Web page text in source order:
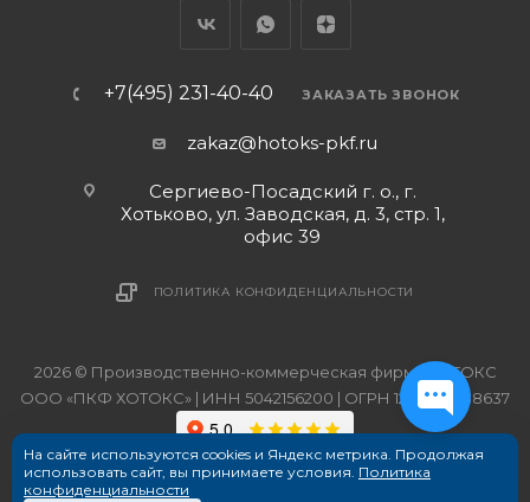
+7(495) 231-40-40 ЗАКАЗАТЬ ЗВОНОК
zakaz@hotoks-pkf.ru
Сергиево-Посадский г. о., г.
Хотьково, ул. Заводская, д. 3, стр. 1,
офис 39
ПОЛИТИКА КОНФИДЕНЦИАЛЬНОСТИ
2026 © Производственно-коммерческая фирма ХОТОКС
ООО «ПКФ ХОТОКС» | ИНН 5042156200 | ОГРН 1215000038637
На сайте используются cookies и Яндекс метрика. Продолжая
использовать сайт, вы принимаете условия. Политика
конфиденциальности